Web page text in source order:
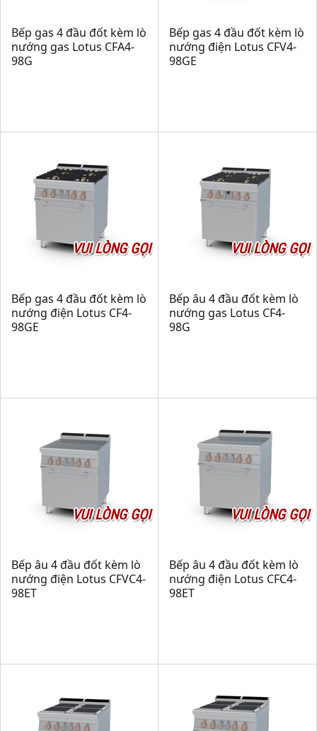
Bếp gas 4 đầu đốt kèm lò
nướng gas Lotus CFA4-
98G
Bếp gas 4 đầu đốt kèm lò
nướng điện Lotus CFV4-
98GE
VUI LÒNG GỌI
Bếp gas 4 đầu đốt kèm lò
nướng điện Lotus CF4-
98GE
VUI LÒNG GỌI
Bếp âu 4 đầu đốt kèm lò
nướng gas Lotus CF4-
98G
VUI LÒNG GỌI
Bếp âu 4 đầu đốt kèm lò
nướng điện Lotus CFVC4-
98ET
VUI LÒNG GỌI
Bếp âu 4 đầu đốt kèm lò
nướng điện Lotus CFC4-
98ET